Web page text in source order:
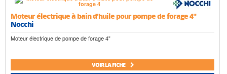
Moteur électrique à bain d'huile pour pompe de forage 4"
Nocchi
Moteur électrique de pompe de forage 4"
VOIR LA FICHE